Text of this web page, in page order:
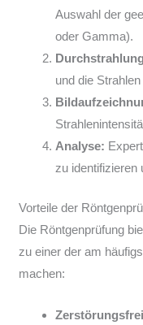
Auswahl der
oder Gamma).
und die
Analyse:
zu identifizieren
Vorteile der
Die Röntgenprüfung
zu einer der am
machen: